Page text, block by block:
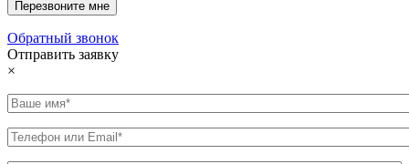
Обратный звонок
Отправить заявку
×